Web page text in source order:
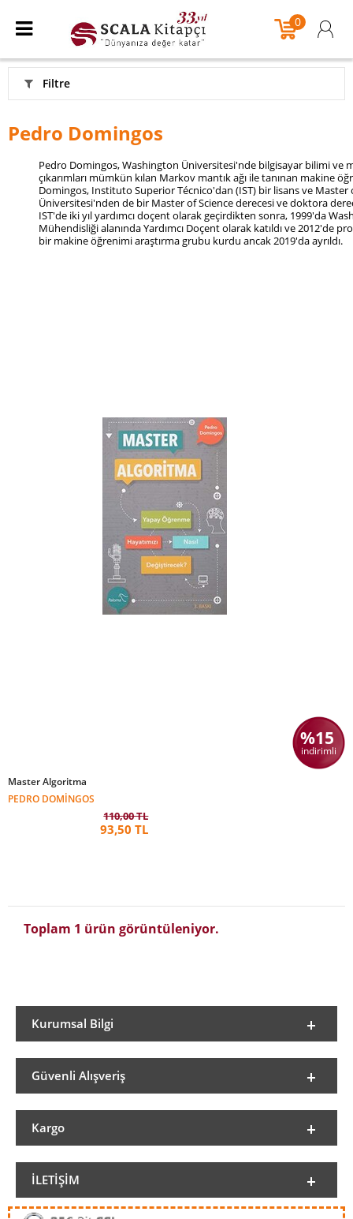
0
Filtre
Pedro Domingos
Pedro Domingos, Washington Üniversitesi'nde bilgisayar bilimi ve
çıkarımları mümkün kılan Markov mantık ağı ile tanınan makine
Domingos, Instituto Superior Técnico'dan (IST) bir lisans ve Master
Üniversitesi'nden de bir Master of Science derecesi ve doktora
IST'de iki yıl yardımcı doçent olarak geçirdikten sonra, 1999'da
Mühendisliği alanında Yardımcı Doçent olarak katıldı ve 2012'de
bir makine öğrenimi araştırma grubu kurdu ancak 2019'da ayrıldı.
%15
indirimli
Master Algoritma
PEDRO DOMINGOS
110,00 TL
93,50 TL
Toplam 1 ürün görüntüleniyor.
Kurumsal Bilgi
Güvenli Alışveriş
Kargo
İLETIŞIM